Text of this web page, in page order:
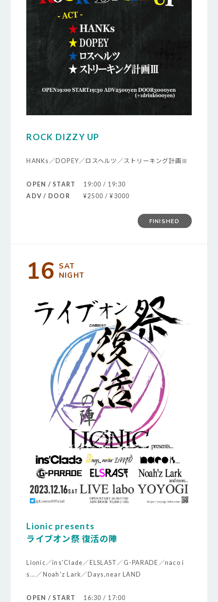
ROCK DIZZY UP
HANKs／DOPEY／ロスヘルツ／ストリーキング計画Ⅲ
OPEN / START
19:00 / 19:30
ADV / DOOR
¥2500 / ¥3000
FINISHED
16 SAT
NIGHT
Lionic presents
ライブオン祭 復活の陣
Lionic／ins'Clade／ELSLAST／G-PARADE／naco i
s...／Noah'z Lark／Days,near LAND
OPEN / START
16:30 / 17:00